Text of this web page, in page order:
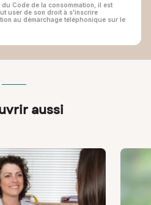
Code de la consommation, il est
user de son droit à s'inscrire
au démarchage téléphonique sur le
aussi